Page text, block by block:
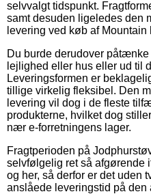
selvvalgt tidspunkt.
samt desuden ligeledes den
levering ved køb af
Du burde derudover
lejlighed eller hus eller ud til
Leveringsformen er
tillige virkelig fleksibel. Den
levering vil dog i de fleste
produkterne, hvilket dog
nær e-forretningens lager.
Fragtperioden på
selvfølgelig ret så afgørende
og her, så derfor er det uden
anslåede leveringstid på den